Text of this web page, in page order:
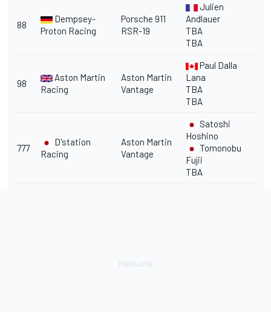
88
Dempsey-
Proton Racing
Porsche 911
RSR-19
Julien
Andlauer
TBA
TBA
98
Aston Martin
Racing
Aston Martin
Vantage
Paul Dalla
Lana
TBA
TBA
777
D'station
Racing
Aston Martin
Vantage
Satoshi
Hoshino
Tomonobu
Fujii
TBA